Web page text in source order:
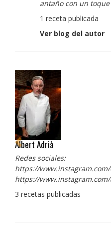
antaño con un
1 receta publicada
Ver blog del autor
Albert Adrià
Redes sociales:
https://
https://
3 recetas publicadas